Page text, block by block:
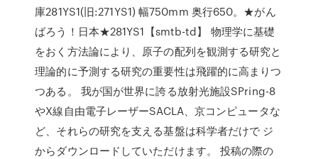
庫281YS1(旧:271YS1) 幅750mm 奥行650。★がん
ばろう！日本★281YS1【smtb-td】 物理学に基礎
をおく方法論により、原子の配列を観測する研究と
理論的に予測する研究の重要性は飛躍的に高まりつ
つある。 我が国が世界に誇る放射光施設SPring-8
やX線自由電子レーザーSACLA、京コンピュータな
ど、それらの研究を支える基盤は科学者だけで ジ
からダウンロードしていただけます。 投稿の際の